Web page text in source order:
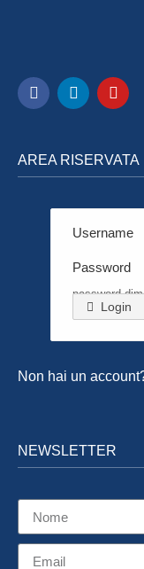
AREA RISERVATA
Username
Password
password
Login
Non hai un
NEWSLETTER